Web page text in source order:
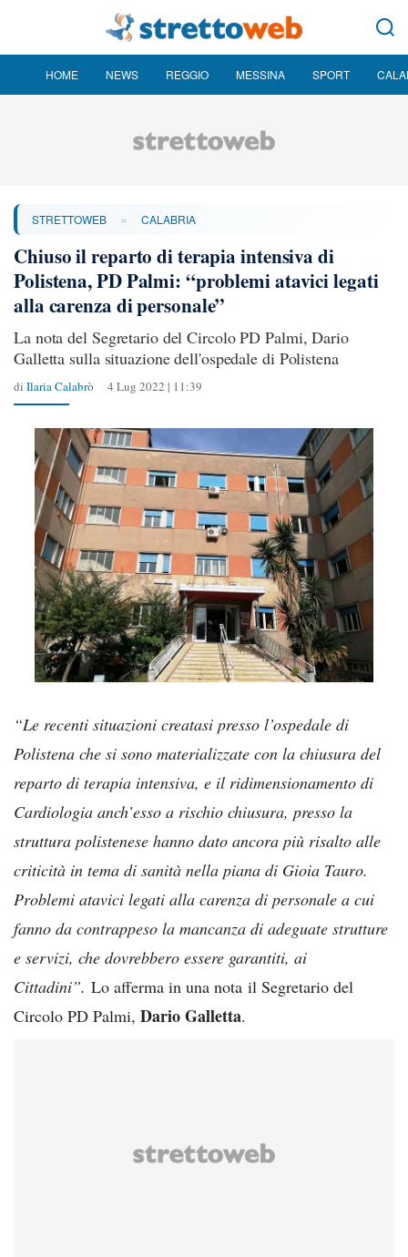
HOME NEWS REGGIO MESSINA SPORT
STRETTOWEB » CALABRIA
Chiuso il reparto di terapia intensiva di
Polistena, PD Palmi: “problemi atavici legati
alla carenza di personale”
La nota del Segretario del Circolo PD Palmi, Dario
Galletta sulla situazione dell'ospedale di Polistena
di Ilaria Calabrò 4 Lug 2022 | 11:39
“Le recenti situazioni creatasi presso l’ospedale di
Polistena che si sono materializzate con la chiusura del
reparto di terapia intensiva, e il ridimensionamento di
Cardiologia anch’esso a rischio chiusura, presso la
struttura polistenese hanno dato ancora più risalto alle
criticità in tema di sanità nella piana di Gioia Tauro.
Problemi atavici legati alla carenza di personale a cui
fanno da contrappeso la mancanza di adeguate strutture
e servizi, che dovrebbero essere garantiti, ai
Cittadini”. Lo afferma in una nota il Segretario del
Circolo PD Palmi, Dario Galletta.